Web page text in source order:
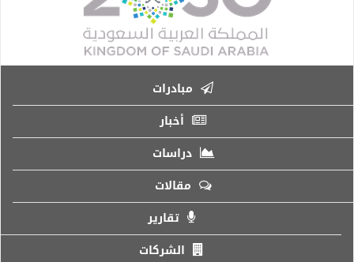
مبادرات
أخبار
دراسات
مقالات
تقارير
الشركات